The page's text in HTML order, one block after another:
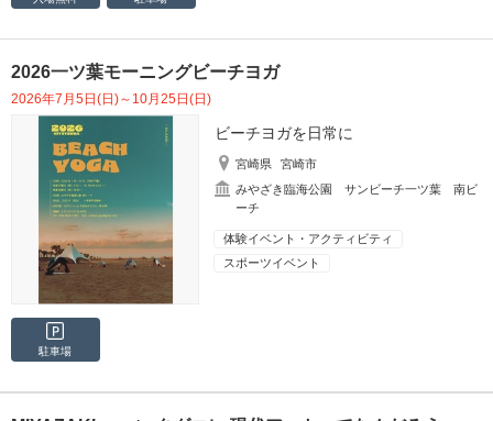
2026一ツ葉モーニングビーチヨガ
2026年7月5日(日)～10月25日(日)
ビーチヨガを日常に
宮崎県
宮崎市
みやざき臨海公園 サンビーチ一ツ葉 南ビ
ーチ
体験イベント・アクティビティ
スポーツイベント
駐車場